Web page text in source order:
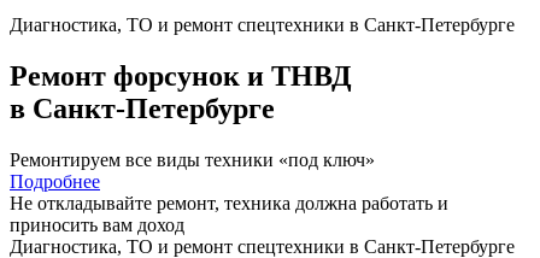
Диагностика, ТО и ремонт спецтехники в Санкт-Петербурге
Ремонт форсунок и ТНВД
в Санкт-Петербурге
Ремонтируем все виды техники «под ключ»
Подробнее
Не откладывайте ремонт, техника должна работать и
приносить вам доход
Диагностика, ТО и ремонт спецтехники в Санкт-Петербурге